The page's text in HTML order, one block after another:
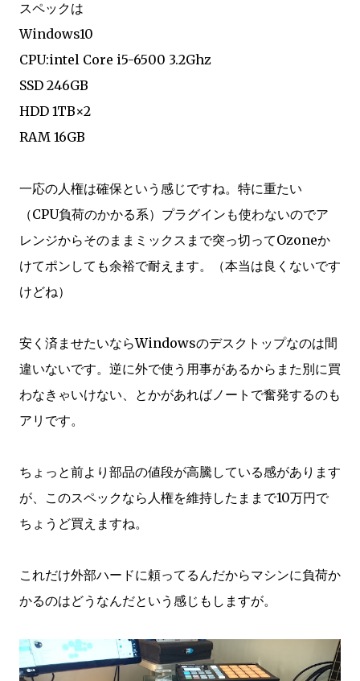
スペックは
Windows10
CPU:intel Core i5-6500 3.2Ghz
SSD 246GB
HDD 1TB×2
RAM 16GB
一応の人権は確保という感じですね。特に重たい
（CPU負荷のかかる系）プラグインも使わないのでア
レンジからそのままミックスまで突っ切ってOzoneか
けてポンしても余裕で耐えます。（本当は良くないです
けどね）
安く済ませたいならWindowsのデスクトップなのは間
違いないです。逆に外で使う用事があるからまた別に買
わなきゃいけない、とかがあればノートで奮発するのも
アリです。
ちょっと前より部品の値段が高騰している感があります
が、このスペックなら人権を維持したままで10万円で
ちょうど買えますね。
これだけ外部ハードに頼ってるんだからマシンに負荷か
かるのはどうなんだという感じもしますが。